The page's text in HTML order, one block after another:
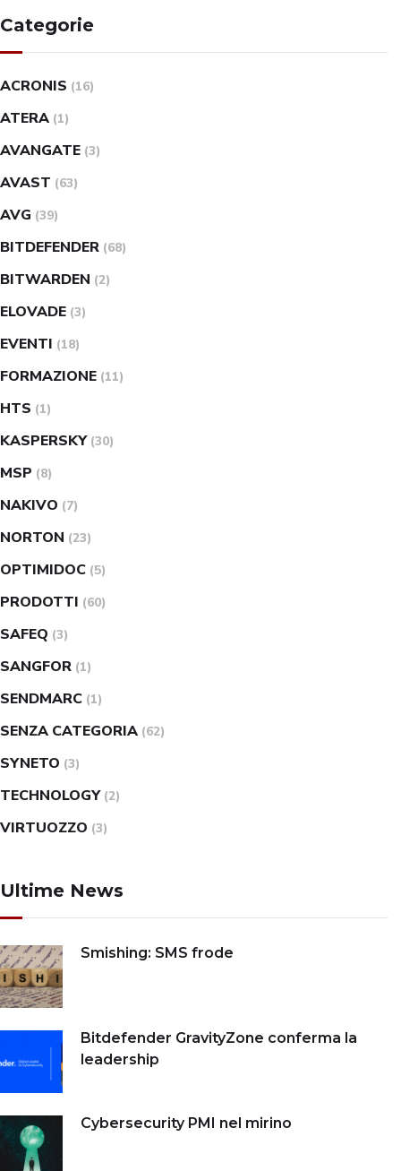
Categorie
ACRONIS (16)
ATERA (1)
AVANGATE (3)
AVAST (63)
AVG (39)
BITDEFENDER (68)
BITWARDEN (2)
ELOVADE (3)
EVENTI (18)
FORMAZIONE (11)
HTS (1)
KASPERSKY (30)
MSP (8)
NAKIVO (7)
NORTON (23)
OPTIMIDOC (5)
PRODOTTI (60)
SAFEQ (3)
SANGFOR (1)
SENDMARC (1)
SENZA CATEGORIA (62)
SYNETO (3)
TECHNOLOGY (2)
VIRTUOZZO (3)
Ultime News
Smishing: SMS frode
Bitdefender GravityZone conferma la
leadership
Cybersecurity PMI nel mirino